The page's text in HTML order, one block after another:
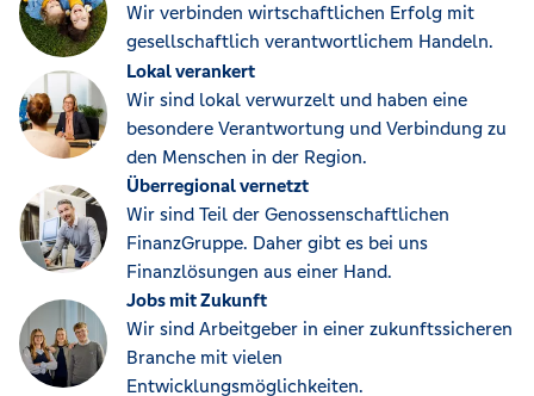
Wir verbinden wirtschaftlichen Erfolg mit
gesellschaftlich verantwortlichem Handeln.
Lokal verankert
Wir sind lokal verwurzelt und haben eine
besondere Verantwortung und Verbindung zu
den Menschen in der Region.
Überregional vernetzt
Wir sind Teil der Genossenschaftlichen
FinanzGruppe. Daher gibt es bei uns
Finanzlösungen aus einer Hand.
Jobs mit Zukunft
Wir sind Arbeitgeber in einer zukunftssicheren
Branche mit vielen
Entwicklungsmöglichkeiten.